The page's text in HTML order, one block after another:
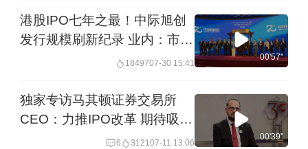
港股IPO七年之最！中际旭创
发行规模刷新纪录 业内：市占
率高 有向上空间︱港股直通车
1849707-30 15:41
00'57''
独家专访马其顿证券交易所
CEO：力推IPO改革 期待吸引
6 312107-11 13:06
00'39''